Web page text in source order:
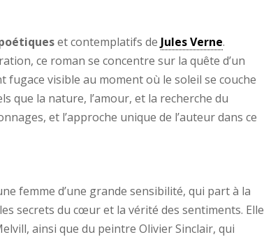
et contemplatifs de Jules Verne.
ce roman se concentre sur la quête d’un
visible au moment où le soleil se couche
que la nature, l’amour, et la recherche du
et l’approche unique de l’auteur dans ce
femme d’une grande sensibilité, qui part à la
secrets du cœur et la vérité des sentiments. Elle
ainsi que du peintre Olivier Sinclair, qui